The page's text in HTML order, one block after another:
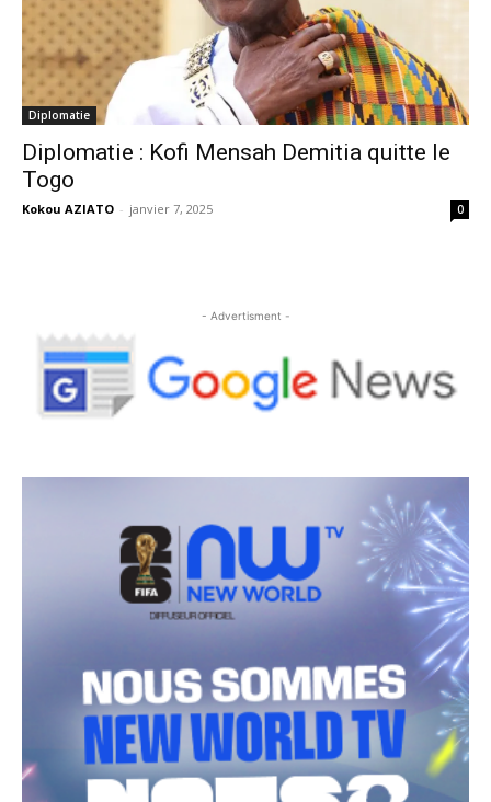
Diplomatie
Diplomatie : Kofi Mensah Demitia quitte le
Togo
Kokou AZIATO - janvier 7, 2025 0
- Advertisment -